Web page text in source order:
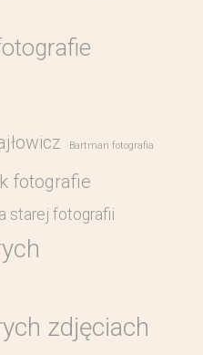
Bartman fotografia
fotografie
starej fotografii
zdjęciach